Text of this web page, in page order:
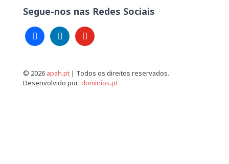
Segue-nos nas Redes Sociais
facebooklinkedin youtube
© 2026 apah.pt | Todos os direitos reservados.
Desenvolvido por: dominios.pt